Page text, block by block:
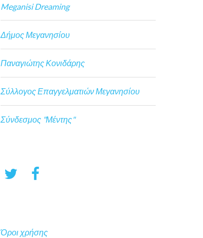
Meganisi Dreaming
Δήμος Μεγανησίου
Παναγιώτης Κονιδάρης
Σύλλογος Επαγγελματιών Μεγανησίου
Σύνδεσμος "Μέντης"
Όροι χρήσης